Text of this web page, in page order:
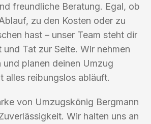
freundliche Beratung. Egal, ob
zu den Kosten oder zu
hast – unser Team steht dir
und Tat zur Seite. Wir nehmen
planen deinen Umzug
alles reibungslos abläuft.
von Umzugskönig Bergmann
Wir halten uns an